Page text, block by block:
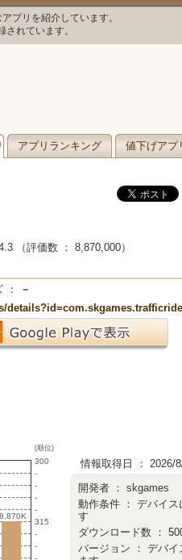
プリを紹介しています。
されています。
アプリランキング
値下げアプ
（評価数 ： 8,870,000）
：
－
8,870K
8,870K
(順位)
300
-
-
-
-
315
-
-
-
情報取得日 ： 2026/
開発者 ： skgames
動作条件 ： デバイス
す
ダウンロード数 ：
バージョン ： デバイ